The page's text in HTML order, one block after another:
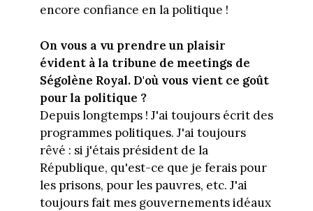
encore confiance en la politique !
On vous a vu prendre un plaisir
évident à la tribune de meetings de
Ségolène Royal. D'où vous vient ce goût
pour la politique ?
Depuis longtemps ! J'ai toujours écrit des
programmes politiques. J'ai toujours
rêvé : si j'étais président de la
République, qu'est-ce que je ferais pour
les prisons, pour les pauvres, etc. J'ai
toujours fait mes gouvernements idéaux